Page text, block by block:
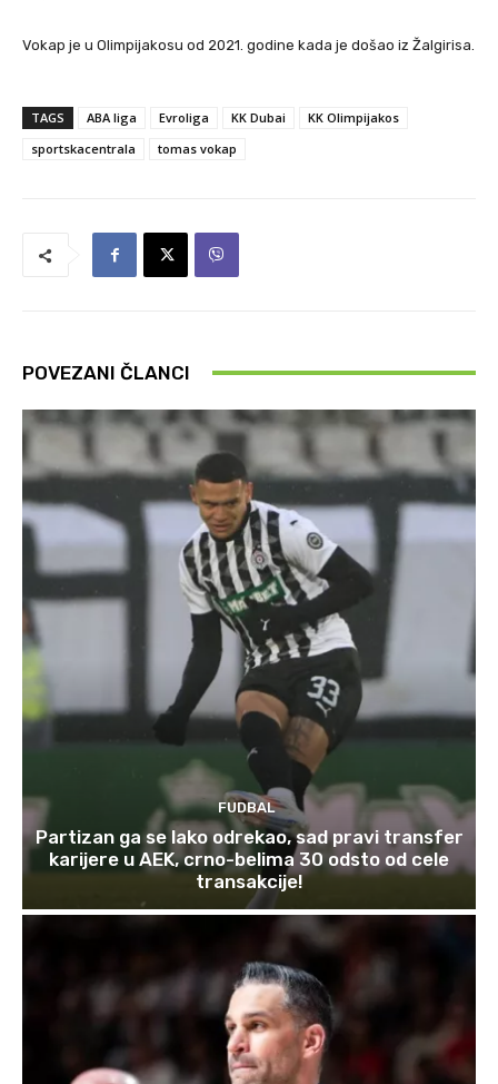
Vokap je u Olimpijakosu od 2021. godine kada je došao iz Žalgirisa.
TAGS ABA liga Evroliga KK Dubai
KK Olimpijakos
sportskacentrala
tomas vokap
POVEZANI ČLANCI
FUDBAL
Partizan ga se lako odrekao, sad pravi transfer
karijere u AEK, crno-belima 30 odsto od cele
transakcije!